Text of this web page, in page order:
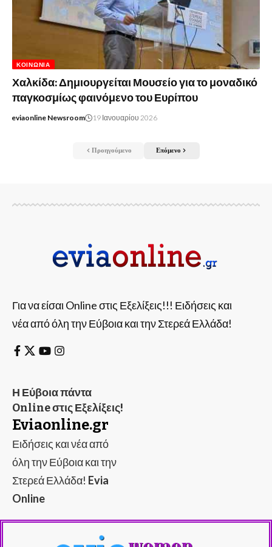
ΚΟΙΝΩΝΊΑ
Χαλκίδα: Δημιουργείται Μουσείο για το μοναδικό
παγκοσμίως φαινόμενο του Ευρίπου
eviaonline Newsroom 19 Ιανουαρίου 2026
Προηγούμενο Επόμενο
Για να είσαι Online στις Εξελίξεις!!! Ειδήσεις και
νέα από όλη την Εύβοια και την Στερεά Ελλάδα!
Η Εύβοια πάντα
Online στις Εξελίξεις!
Eviaonline.gr
Ειδήσεις και νέα από
όλη την Εύβοια και την
Στερεά Ελλάδα! Evia
Online